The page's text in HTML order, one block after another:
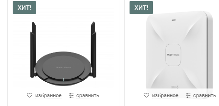
ХИТ!
избранное сравнить
ХИТ!
избранное сравнить